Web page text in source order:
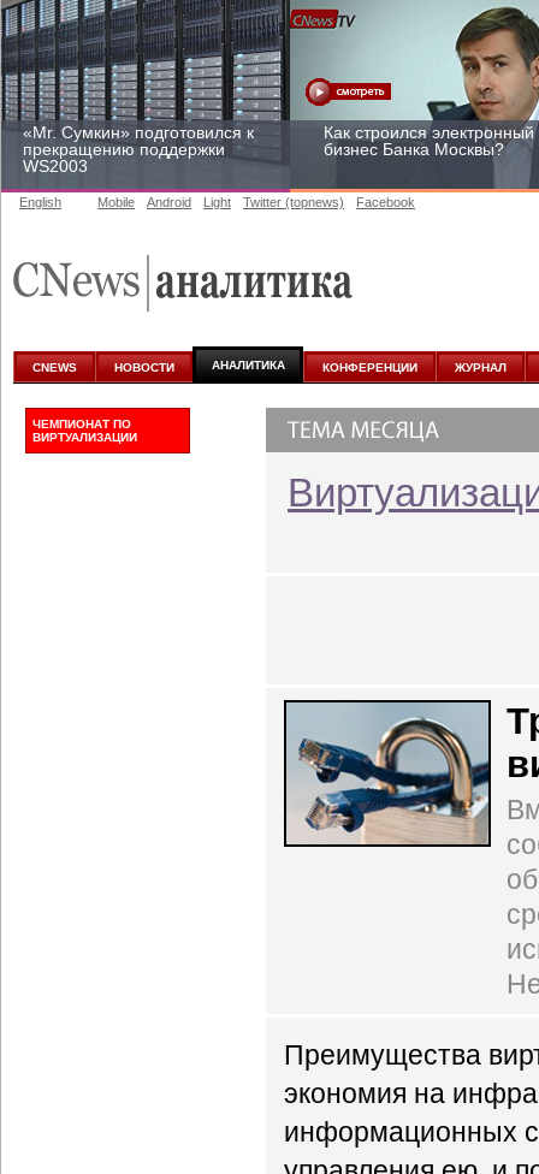
«Mr. Сумкин» подготовился к
прекращению поддержки
WS2003
Как строился электронный
бизнес Банка Москвы?
к аналитике
участвовать
English Mobile Android Light Twitter (topnews) Facebook
CNEWS НОВОСТИ АНАЛИТИКА КОНФЕРЕНЦИИ ЖУРНАЛ
ЧЕМПИОНАТ ПО
ВИРТУАЛИЗАЦИИ
Преимущества
экономия на
информационных